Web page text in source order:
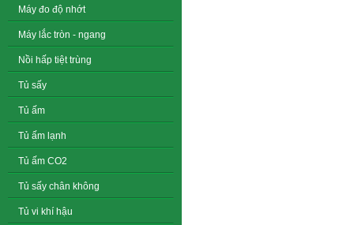
Máy đo độ nhớt
Máy lắc tròn - ngang
Nồi hấp tiệt trùng
Tủ sấy
Tủ ấm
Tủ ấm lạnh
Tủ ấm CO2
Tủ sấy chân không
Tủ vi khí hậu